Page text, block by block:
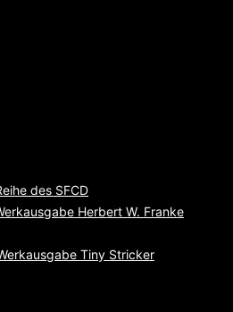
des SFCD
Herbert W. Franke
Tiny Stricker